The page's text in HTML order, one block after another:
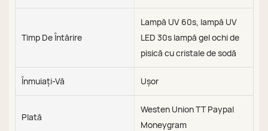
Timp De Întărire
Lampă UV 60s, lampă UV
LED 30s lampă gel ochi de
pisică cu cristale de sodă
Înmuiați-Vă Ușor
Plată
Westen Union TT Paypal
Moneygram